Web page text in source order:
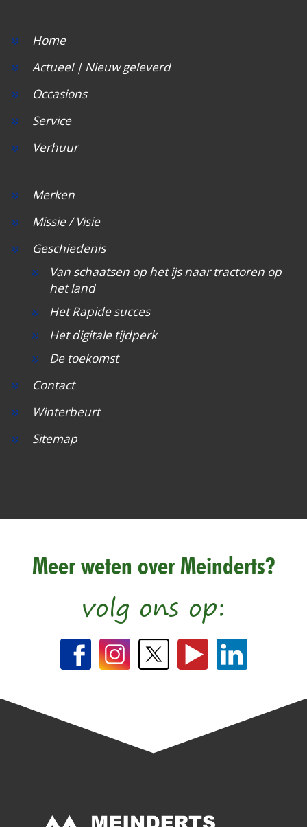
De toekomst
Home
Actueel | Nieuw geleverd
Occasions
Service
Verhuur
Merken
Missie / Visie
Geschiedenis
Van schaatsen op het ijs naar tractoren op
het land
Het Rapide succes
Het digitale tijdperk
De toekomst
Contact
Winterbeurt
Sitemap
Meer weten over Meinderts?
volg ons op: